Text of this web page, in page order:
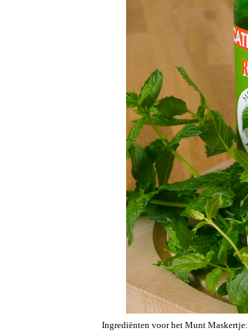
Ingrediënten voor het Munt Maskertje: